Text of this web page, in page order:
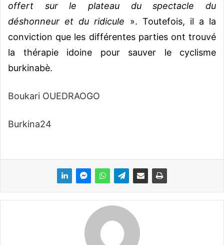
offert sur le plateau du spectacle du
déshonneur et du ridicule ». Toutefois, il a la
conviction que les différentes parties ont trouvé
la thérapie idoine pour sauver le cyclisme
burkinabè.
Boukari OUEDRAOGO
Burkina24